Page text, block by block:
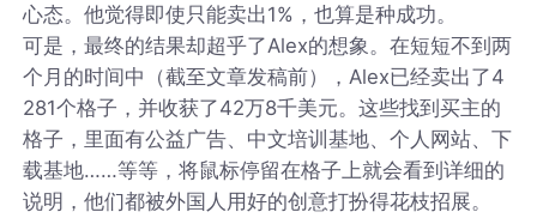
心态。他觉得即使只能卖出1%，也算是种成功。
可是，最终的结果却超乎了Alex的想象。在短短不到两
个月的时间中（截至文章发稿前），Alex已经卖出了4
281个格子，并收获了42万8千美元。这些找到买主的
格子，里面有公益广告、中文培训基地、个人网站、下
载基地……等等，将鼠标停留在格子上就会看到详细的
说明，他们都被外国人用好的创意打扮得花枝招展。